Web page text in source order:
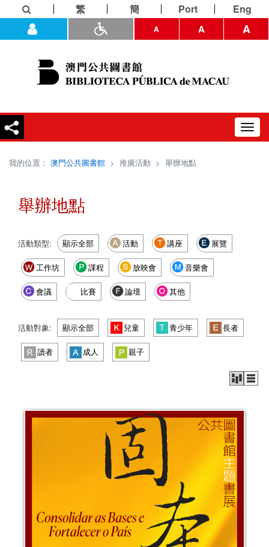
繁 簡 Port Eng
A A A
我的位置： 澳門公共圖書館 > 推廣活動 > 舉辦地點
舉辦地點
活動類型: 顯示全部 活動 講座 展覽
工作坊 課程 放映會 音樂會
會議 比賽 論壇 其他
活動對象: 顯示全部 兒童 青少年 長者
讀者 成人 親子